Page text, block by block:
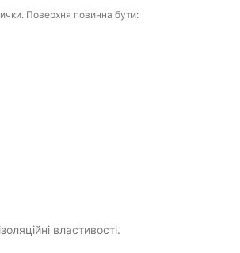
Поверхня повинна бути:
властивості.